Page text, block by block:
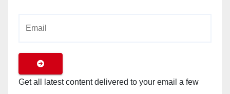
Get all latest content delivered to your email a few